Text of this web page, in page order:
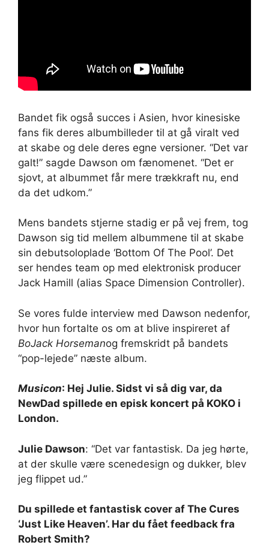
Bandet fik også succes i Asien, hvor kinesiske
fans fik deres albumbilleder til at gå viralt ved
at skabe og dele deres egne versioner. “Det var
galt!” sagde Dawson om fænomenet. “Det er
sjovt, at albummet får mere trækkraft nu, end
da det udkom.”
Mens bandets stjerne stadig er på vej frem, tog
Dawson sig tid mellem albummene til at skabe
sin debutsoloplade ‘Bottom Of The Pool’. Det
ser hendes team op med elektronisk producer
Jack Hamill (alias Space Dimension Controller).
Se vores fulde interview med Dawson nedenfor,
hvor hun fortalte os om at blive inspireret af
BoJack Horsemanog fremskridt på bandets
“pop-lejede” næste album.
Musicon: Hej Julie. Sidst vi så dig var, da
NewDad spillede en episk koncert på KOKO i
London.
Julie Dawson: “Det var fantastisk. Da jeg hørte,
at der skulle være scenedesign og dukker, blev
jeg flippet ud.”
Du spillede et fantastisk cover af The Cures
‘Just Like Heaven’. Har du fået feedback fra
Robert Smith?